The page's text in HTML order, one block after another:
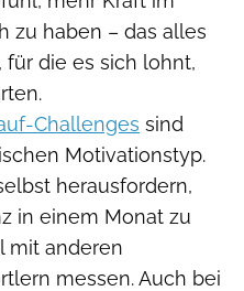
zu haben – das alles
für die es sich lohnt,
Challenges sind
Motivationstyp.
herausfordern,
in einem Monat zu
mit anderen
messen. Auch bei